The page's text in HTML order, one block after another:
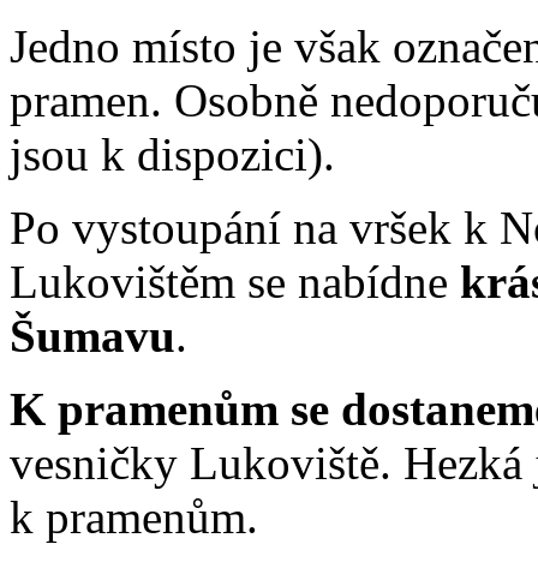
Jedno místo je však
pramen. Osobně
jsou k dispozici).
Po vystoupání na vršek k
Lukovištěm se nabídne
Šumavu.
K pramenům se
vesničky Lukoviště. Hezká
k pramenům.